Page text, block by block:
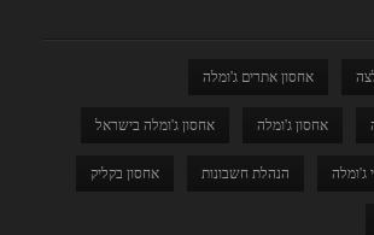
אחסון אתרים ג'ומלה
אחסון ג'ומלה אחסון ג'ומלה בישראל
ג'ומלה הנהלת חשבונות אחסון בקליק